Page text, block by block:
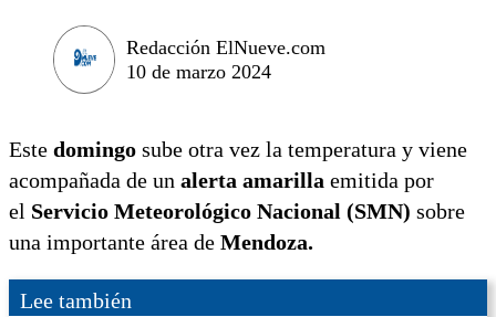
Redacción ElNueve.com
10 de marzo 2024
Este domingo sube otra vez la temperatura y viene
acompañada de un alerta amarilla emitida por
el Servicio Meteorológico Nacional (SMN) sobre
una importante área de Mendoza.
Lee también